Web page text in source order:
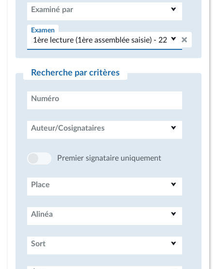
Examiné par
Examen
Recherche par critères
Numéro
Auteur/Cosignataires
Premier signataire uniquement
Place
Alinéa
Sort